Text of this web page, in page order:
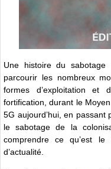
Une histoire du sabotage
parcourir les nombreux
formes d’exploitation et
fortification, durant le
5G aujourd’hui, en
le sabotage de la
comprendre ce qu’est
d’actualité.